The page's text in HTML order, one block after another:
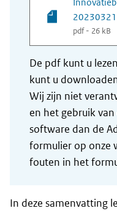
pdf - 26 kB
De pdf kunt u
kunt u
Wij zijn niet
en het gebruik
software dan de
formulier op onze
fouten in het
In deze samenvatting